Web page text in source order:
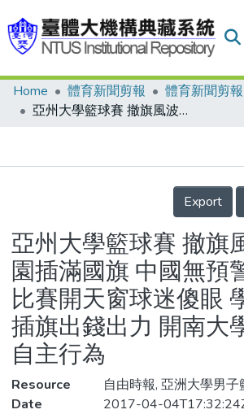
Communities & Collections
Statistics
Home 體育新聞剪報
體育新聞剪報
亞州大學籃球賽 撤旗風波延燒 校園插滿國旗 中國無預警罷賽 任由比賽開天窗球迷傻眼 學生自發性插旗出錢出力 開南大學挺學生：自主行為
Details
Export
亞州大學籃球賽 撤旗
園插滿國旗 中國無預
比賽開天窗球迷傻眼
插旗出錢出力 開南大
自主行為
Resource
自由時報, 亞洲大學男
Date
2017-04-